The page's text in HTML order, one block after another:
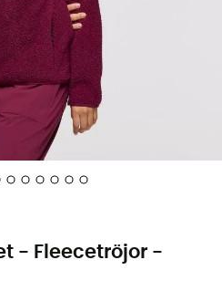
- Fleecetröjor -